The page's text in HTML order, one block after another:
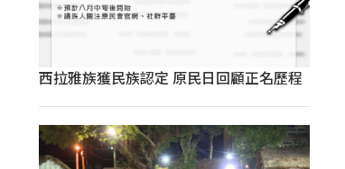
西拉雅族獲民族認定 原民日回顧正名歷程